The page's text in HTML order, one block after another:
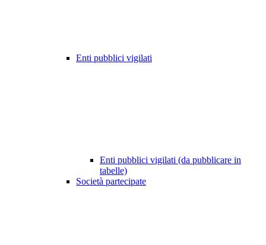
Enti pubblici vigilati
Enti pubblici vigilati (da pubblicare in
tabelle)
Società partecipate